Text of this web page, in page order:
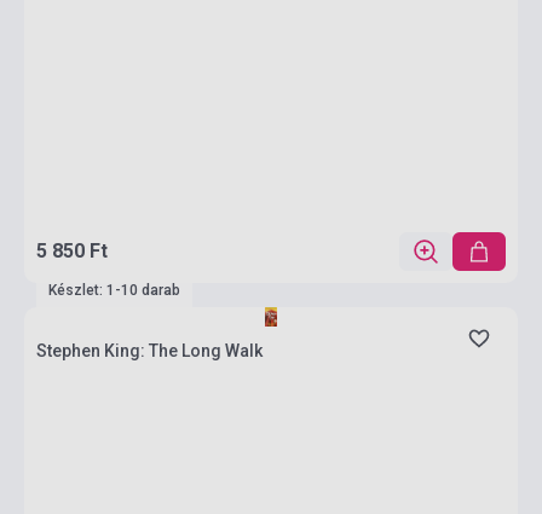
5 850 Ft
Készlet: 1-10 darab
Stephen King: The Long Walk